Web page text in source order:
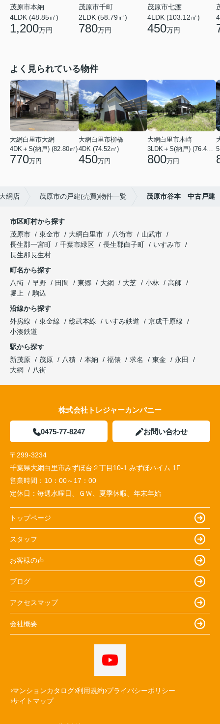
茂原市本納
4LDK (48.85㎡)
1,200万円
茂原市千町
2LDK (58.79㎡)
780万円
茂原市七渡
4LDK (103.12㎡)
450万円
よく見られている物件
大網白里市大網
4DK＋S(納戸) (82.80㎡)
770万円
大網白里市柳橋
4DK (74.52㎡)
450万円
大網白里市木崎
3LDK＋S(納戸) (76.40㎡)
800万円
網店 茂原市の戸建(売買)物件一覧 茂原市谷本 中古戸建
市区町村から探す
茂原市
東金市 大網白里市 八街市
山武市
長生郡一宮町
千葉市緑区 長生郡白子町
いすみ市
長生郡長生村
町名から探す
八街
早野 田間 東郷 大網 大芝 小林
高師
堀上
駒込
沿線から探す
外房線
東金線 総武本線 いすみ鉄道
京成千原線
小湊鉄道
駅から探す
新茂原
茂原 八積 本納 福俵 求名 東金
永田
大網
八街
株式会社トレジャーカンパニー
0475-77-8247 お問い合わせ
〒299-3234
千葉県大網白里市みずほ台２丁目10-1 みずほハイム 1F
営業時間： 10：00～17：00
定休日： 毎週水曜日、ＧＷ、夏季休暇、年末年始
トップページ
スタッフ
お客様の声
ブログ
アクセスマップ
会社概要
マンションカタログ 利用規約 プライバシーポリシー
サイトマップ